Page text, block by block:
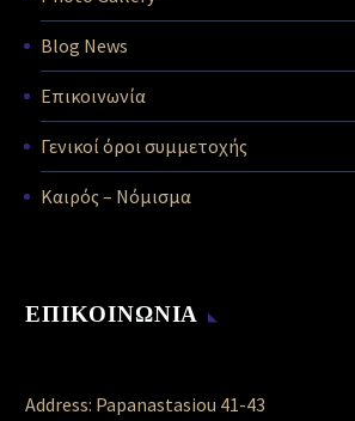
Blog News
Επικοινωνία
Γενικοί όροι συμμετοχής
Καιρός – Νόμισμα
ΕΠΙΚΟΙΝΩΝΙΑ
Address: Papanastasiou 41-43